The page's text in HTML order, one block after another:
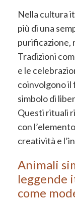
Nella cultura
più di una
purificazione,
Tradizioni
e le
coinvolgono il
simbolo di
Questi rituali
con
creatività e
Animali
leggende
come